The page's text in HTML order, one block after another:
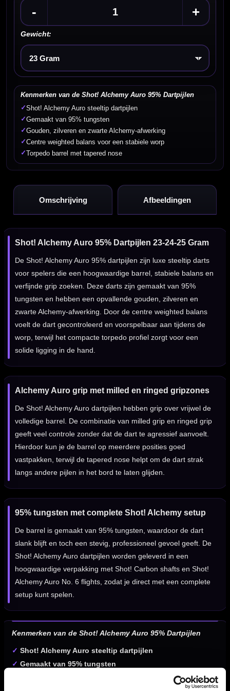
- +
Gewicht:
Kies een optie
Kenmerken van de Shot! Alchemy Auro 95% Dartpijlen
✓Shot! Alchemy Auro steeltip dartpijlen
✓Gemaakt van 95% tungsten
✓Gouden, zilveren en zwarte Alchemy-afwerking
✓Centre weighted balans voor een stabiele worp
✓ Torpedo barrel met tapered nose
Omschrijving Afbeeldingen
Shot! Alchemy Auro 95% Dartpijlen 23-24-25 Gram
De Shot! Alchemy Auro 95% dartpijlen zijn luxe steeltip darts
voor spelers die een hoogwaardige barrel, stabiele balans en
verfijnde grip zoeken. Deze darts zijn gemaakt van 95%
tungsten en hebben een opvallende gouden, zilveren en
zwarte Alchemy-afwerking. Door de centre weighted balans
voelt de dart gecontroleerd en voorspelbaar aan tijdens de
worp, terwijl het compacte torpedo profiel zorgt voor een
solide ligging in de hand.
Alchemy Auro grip met milled en ringed gripzones
De Shot! Alchemy Auro dartpijlen hebben grip over vrijwel de
volledige barrel. De combinatie van milled grip en ringed grip
geeft veel controle zonder dat de dart te agressief aanvoelt.
Hierdoor kun je de barrel op meerdere posities goed
vastpakken, terwijl de tapered nose helpt om de dart strak
langs andere pijlen in het bord te laten glijden.
95% tungsten met complete Shot! Alchemy setup
De barrel is gemaakt van 95% tungsten, waardoor de dart
slank blijft en toch een stevig, professioneel gevoel geeft. De
Shot! Alchemy Auro dartpijlen worden geleverd in een
hoogwaardige verpakking met Shot! Carbon shafts en Shot!
Alchemy Auro No. 6 flights, zodat je direct met een complete
setup kunt spelen.
Kenmerken van de Shot! Alchemy Auro 95% Dartpijlen
✓ Shot! Alchemy Auro steeltip dartpijlen
✓ Gemaakt van 95% tungsten
Gouden, zilveren en zwarte Alchemy-afwerking